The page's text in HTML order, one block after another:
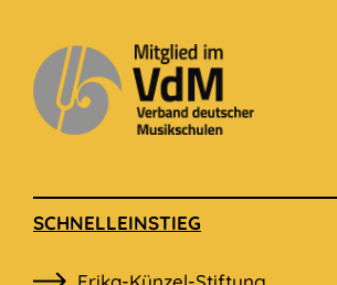
SCHNELLEINSTIEG
Navigation